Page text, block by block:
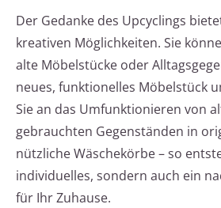
Der Gedanke des Upcyclings
kreativen Möglichkeiten. Sie
alte Möbelstücke oder
neues, funktionelles Möbelstück
Sie an das Umfunktionieren von
gebrauchten Gegenständen in
nützliche Wäschekörbe – so
individuelles, sondern auch ein
für Ihr Zuhause.